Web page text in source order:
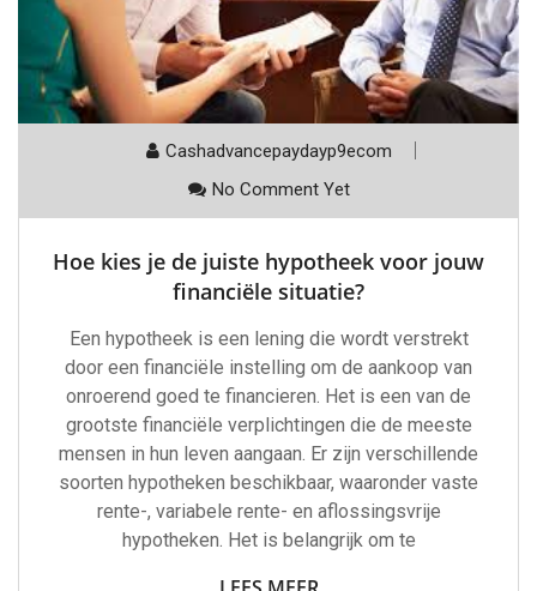
Cashadvancepaydayp9ecom
No Comment Yet
Hoe kies je de juiste hypotheek voor jouw
financiële situatie?
Een hypotheek is een lening die wordt verstrekt
door een financiële instelling om de aankoop van
onroerend goed te financieren. Het is een van de
grootste financiële verplichtingen die de meeste
mensen in hun leven aangaan. Er zijn verschillende
soorten hypotheken beschikbaar, waaronder vaste
rente-, variabele rente- en aflossingsvrije
hypotheken. Het is belangrijk om te